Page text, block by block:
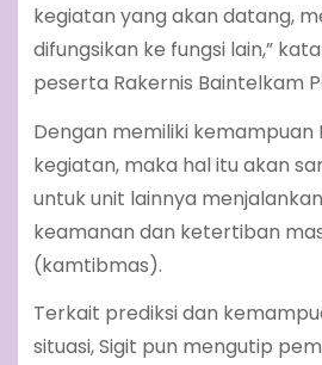
kegiatan yang akan datang,
difungsikan ke fungsi lain,”
peserta Rakernis Baintelkam
Dengan memiliki kemampuan
kegiatan, maka hal itu akan
untuk unit lainnya
keamanan dan ketertiban
(kamtibmas).
Terkait prediksi dan
situasi, Sigit pun mengutip